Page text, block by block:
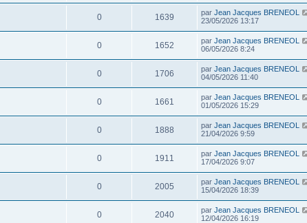
0 1639 par Jean Jacques BRENEOL
23/05/2026 13:17
0 1652 par Jean Jacques BRENEOL
06/05/2026 8:24
0 1706 par Jean Jacques BRENEOL
04/05/2026 11:40
0 1661 par Jean Jacques BRENEOL
01/05/2026 15:29
0 1888 par Jean Jacques BRENEOL
21/04/2026 9:59
0 1911 par Jean Jacques BRENEOL
17/04/2026 9:07
0 2005 par Jean Jacques BRENEOL
15/04/2026 18:39
0 2040 par Jean Jacques BRENEOL
12/04/2026 16:19